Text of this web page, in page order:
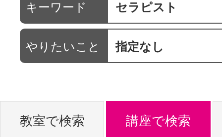
駅・路線か
通信講座を
体験レッス
キーワード セラピスト
やりたいこと 指定なし
教室で検索 講座で検索